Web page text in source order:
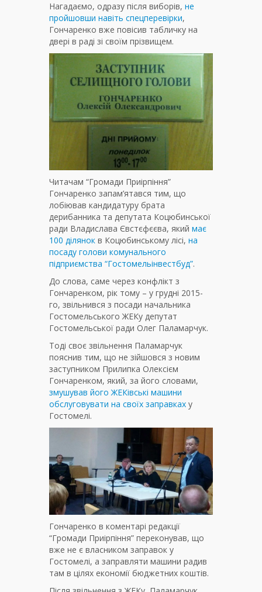
Нагадаємо, одразу після виборів, не
пройшовши навіть спецперевірки,
Гончаренко вже повісив табличку на
двері в раді зі своїм прізвищем.
Читачам “Громади Приірпіння”
Гончаренко запам’ятався тим, що
лобіював кандидатуру брата
дерибанника та депутата Коцюбинської
ради Владислава Євстєфєєва, який має
100 ділянок в Коцюбинському лісі, на
посаду голови комунального
підприємства “Гостомельінвестбуд”.
До слова, саме через конфлікт з
Гончаренком, рік тому – у грудні 2015-
го, звільнився з посади начальника
Гостомельського ЖЕКу депутат
Гостомельської ради Олег Паламарчук.
Тоді своє звільнення Паламарчук
пояснив тим, що не зійшовся з новим
заступником Прилипка Олексієм
Гончаренком, який, за його словами,
змушував його ЖЕКівські машини
обслуговувати на своїх заправках у
Гостомелі.
Гончаренко в коментарі редакції
“Громади Приірпіння” переконував, що
вже не є власником заправок у
Гостомелі, а заправляти машини радив
там в цілях економії бюджетних коштів.